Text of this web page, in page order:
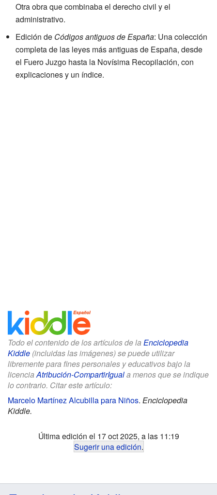
Otra obra que combinaba el derecho civil y el
administrativo.
Edición de Códigos antiguos de España: Una colección
completa de las leyes más antiguas de España, desde
el Fuero Juzgo hasta la Novísima Recopilación, con
explicaciones y un índice.
Todo el contenido de los artículos de la Enciclopedia
Kiddle (incluidas las imágenes) se puede utilizar
libremente para fines personales y educativos bajo la
licencia Atribución-CompartirIguala menos que se indique
lo contrario. Citar este artículo:
Marcelo Martínez Alcubilla para Niños. Enciclopedia
Kiddle.
Última edición el 17 oct 2025, a las 11:19
Sugerir una edición.